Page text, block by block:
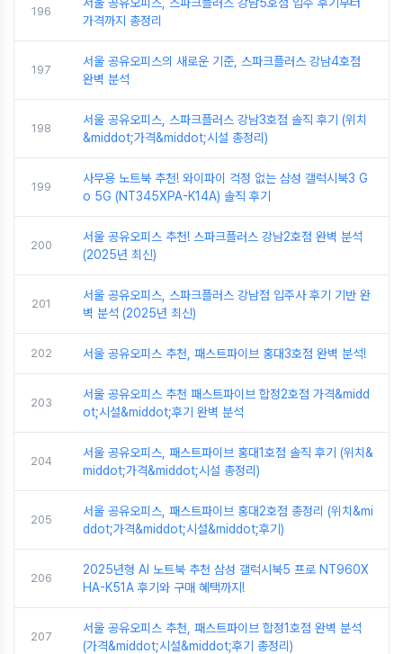
196
가격까지 총정리
197
서울 공유오피스의 새로운 기준, 스파크플러스 강남4호점
완벽 분석
198
서울 공유오피스, 스파크플러스 강남3호점 솔직 후기 (위치
&middot;가격&middot;시설 총정리)
199
사무용 노트북 추천! 와이파이 걱정 없는 삼성 갤럭시북3 G
o 5G (NT345XPA-K14A) 솔직 후기
200
서울 공유오피스 추천! 스파크플러스 강남2호점 완벽 분석
(2025년 최신)
201
서울 공유오피스, 스파크플러스 강남점 입주사 후기 기반 완
벽 분석 (2025년 최신)
202 서울 공유오피스 추천, 패스트파이브 홍대3호점 완벽 분석!
203
서울 공유오피스 추천 패스트파이브 합정2호점 가격&midd
ot;시설&middot;후기 완벽 분석
204
서울 공유오피스, 패스트파이브 홍대1호점 솔직 후기 (위치&
middot;가격&middot;시설 총정리)
205
서울 공유오피스, 패스트파이브 홍대2호점 총정리 (위치&mi
ddot;가격&middot;시설&middot;후기)
206
2025년형 AI 노트북 추천 삼성 갤럭시북5 프로 NT960X
HA-K51A 후기와 구매 혜택까지!
207
서울 공유오피스 추천, 패스트파이브 합정1호점 완벽 분석
(가격&middot;시설&middot;후기 총정리)